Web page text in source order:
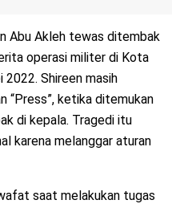
Abu Akleh tewas ditembak
operasi militer di Kota
2022. Shireen masih
“Press”, ketika ditemukan
di kepala. Tragedi itu
karena melanggar aturan
saat melakukan tugas